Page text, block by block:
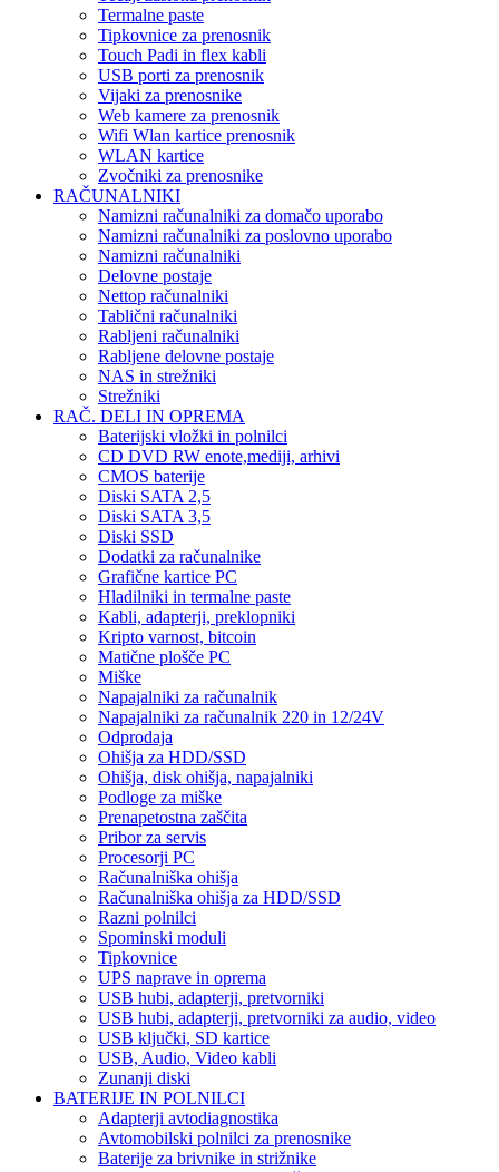
Termalne paste
Tipkovnice za prenosnik
Touch Padi in flex kabli
USB porti za prenosnik
Vijaki za prenosnike
Web kamere za prenosnik
Wifi Wlan kartice prenosnik
WLAN kartice
Zvočniki za prenosnike
RAČUNALNIKI
Namizni računalniki za domačo uporabo
Namizni računalniki za poslovno uporabo
Namizni računalniki
Delovne postaje
Nettop računalniki
Tablični računalniki
Rabljeni računalniki
Rabljene delovne postaje
NAS in strežniki
Strežniki
RAČ. DELI IN OPREMA
Baterijski vložki in polnilci
CD DVD RW enote,mediji, arhivi
CMOS baterije
Diski SATA 2,5
Diski SATA 3,5
Diski SSD
Dodatki za računalnike
Grafične kartice PC
Hladilniki in termalne paste
Kabli, adapterji, preklopniki
Kripto varnost, bitcoin
Matične plošče PC
Miške
Napajalniki za računalnik
Napajalniki za računalnik 220 in 12/24V
Odprodaja
Ohišja za HDD/SSD
Ohišja, disk ohišja, napajalniki
Podloge za miške
Prenapetostna zaščita
Pribor za servis
Procesorji PC
Računalniška ohišja
Računalniška ohišja za HDD/SSD
Razni polnilci
Spominski moduli
Tipkovnice
UPS naprave in oprema
USB hubi, adapterji, pretvorniki
USB hubi, adapterji, pretvorniki za audio, video
USB ključki, SD kartice
USB, Audio, Video kabli
Zunanji diski
BATERIJE IN POLNILCI
Adapterji avtodiagnostika
Avtomobilski polnilci za prenosnike
Baterije za brivnike in strižnike